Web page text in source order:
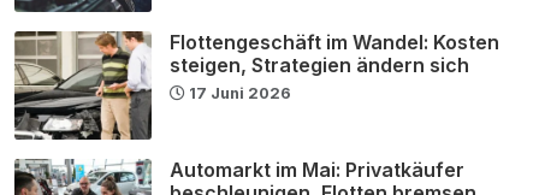
Flottengeschäft im Wandel: Kosten
steigen, Strategien ändern sich
17 Juni 2026
Automarkt im Mai: Privatkäufer